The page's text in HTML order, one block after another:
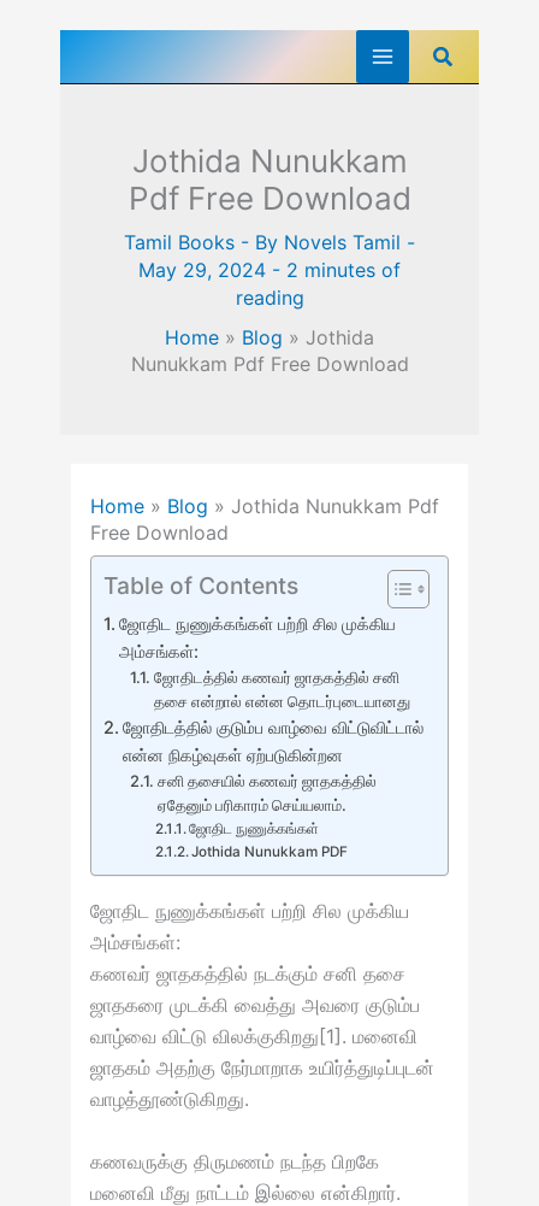
Search
Jothida Nunukkam
Pdf Free Download
Tamil Books - By Novels Tamil -
May 29, 2024 - 2 minutes of
reading
Home » Blog » Jothida
Nunukkam Pdf Free Download
Home» Blog » Jothida Nunukkam Pdf
Free Download
Table of Contents
ஜோதிட நுணுக்கங்கள் பற்றி சில முக்கிய
அம்சங்கள்:
ஜோதிடத்தில் கணவர் ஜாதகத்தில் சனி
தசை என்றால் என்ன தொடர்புடையானது
ஜோதிடத்தில் குடும்ப வாழ்வை விட்டுவிட்டால்
என்ன நிகழ்வுகள் ஏற்படுகின்றன
சனி தசையில் கணவர் ஜாதகத்தில்
ஏதேனும் பரிகாரம் செய்யலாம்.
ஜோதிட நுணுக்கங்கள்
Jothida Nunukkam PDF
ஜோதிட நுணுக்கங்கள் பற்றி சில முக்கிய
அம்சங்கள்:
கணவர் ஜாதகத்தில் நடக்கும் சனி தசை
ஜாதகரை முடக்கி வைத்து அவரை குடும்ப
வாழ்வை விட்டு விலக்குகிறது[1]. மனைவி
ஜாதகம் அதற்கு நேர்மாறாக உயிர்த்துடிப்புடன்
வாழத்தூண்டுகிறது.
கணவருக்கு திருமணம் நடந்த பிறகே
மனைவி மீது நாட்டம் இல்லை என்கிறார்.